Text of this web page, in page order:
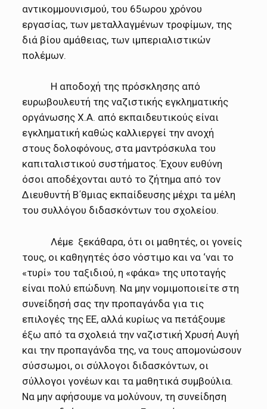
αντικομμουνισμού, του 65ωρου χρόνου
εργασίας, των μεταλλαγμένων τροφίμων, της
διά βίου αμάθειας, των ιμπεριαλιστικών
πολέμων.
Η αποδοχή της πρόσκλησης από
ευρωβουλευτή της ναζιστικής εγκληματικής
οργάνωσης Χ.Α. από εκπαιδευτικούς είναι
εγκληματική καθώς καλλιεργεί την ανοχή
στους δολοφόνους, στα μαντρόσκυλα του
καπιταλιστικού συστήματος. Έχουν ευθύνη
όσοι αποδέχονται αυτό το ζήτημα από τον
Διευθυντή Β΄θμιας εκπαίδευσης μέχρι τα μέλη
του συλλόγου διδασκόντων του σχολείου.
Λέμε ξεκάθαρα, ότι οι μαθητές, οι γονείς
τους, οι καθηγητές όσο νόστιμο και να ‘ναι το
«τυρί» του ταξιδιού, η «φάκα» της υποταγής
είναι πολύ επώδυνη. Να μην νομιμοποιείτε στη
συνείδησή σας την προπαγάνδα για τις
επιλογές της ΕΕ, αλλά κυρίως να πετάξουμε
έξω από τα σχολειά την ναζιστική Χρυσή Αυγή
και την προπαγάνδα της, να τους απομονώσουν
σύσσωμοι, οι σύλλογοι διδασκόντων, οι
σύλλογοι γονέων και τα μαθητικά συμβούλια.
Να μην αφήσουμε να μολύνουν, τη συνείδηση